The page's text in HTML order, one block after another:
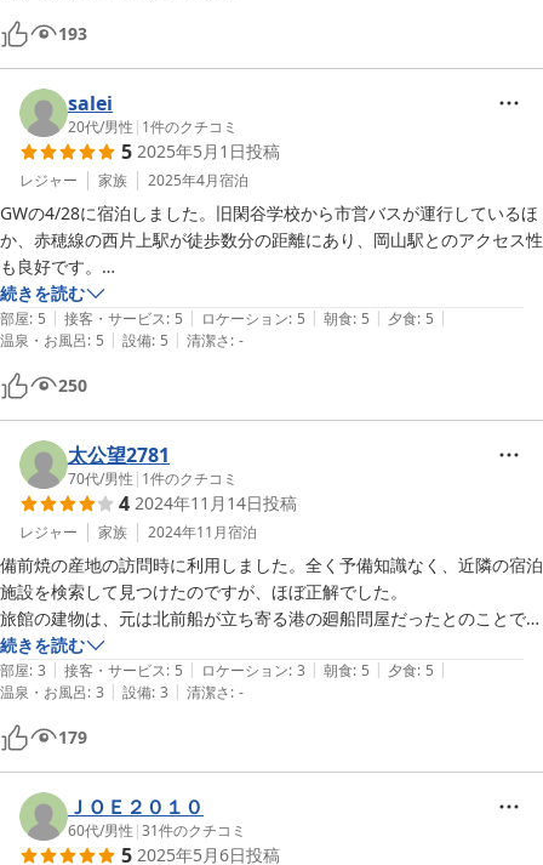
193
salei
20代/男性 | 1件のクチコミ
5 2025年5月1日投稿
レジャー 家族 2025年4月宿泊
GWの4/28に宿泊しました。旧閑谷学校から市営バスが運行しているほ
か、赤穂線の西片上駅が徒歩数分の距離にあり、岡山駅とのアクセス性
も良好です。
父から宴会の時に食べた料理が美味しかったと聞き宿泊を決めました
が、期待以上に美味しかったです。備前焼の器の彩りも相まって、食事
の時間が格別に感じられました。日本酒を頼んだのも正解でした。甘
め・すっきり・辛めの中からチョイスされた地域のお酒を、備前焼の徳
利で楽しむことができます。
施設については、古き良き木造建築と風情ある庭はそのままに、水回り
等は新しくされており、趣と快適性のバランスに配慮されているように
感じました。特に2階の宴会部屋の装飾や電話室は深い歴史が感じられ
て感動しました。ちなみに貸し切りのお風呂にはシャワーが2台あり、
脱衣所も広いため、家族2人一緒でも快適に利用できました。ドライヤ
ーも1機ありました。
部屋は「萩」に泊まりました。2人分の布団を敷いてもゆとりがある広
さでした。設備は覚えている限りで、エアコン、冷蔵庫、テレビ、コン
セント4口、物干しとハンガー、化粧台がありました。アメニティは、
ジッパーに入ったタオル、歯ブラシと歯磨き粉です。バスタオルと浴衣
も用意されていました。部屋に時計はなかったので、腕時計やスマホで
時間を確認しました。
また岡山に行った時には荒木旅館さんに泊まりたいです。
続きを読む
部屋: 5 | 接客・サービス: 5 | ロケーション: 5 | 朝食: 5 | 夕食: 5 |
温泉・お風呂: 5 | 設備: 5 | 清潔さ: -
250
太公望2781
70代/男性 | 1件のクチコミ
4 2024年11月14日投稿
レジャー 家族 2024年11月宿泊
備前焼の産地の訪問時に利用しました。全く予備知識なく、近隣の宿泊
施設を検索して見つけたのですが、ほぼ正解でした。
旅館の建物は、元は北前船が立ち寄る港の廻船問屋だったとのことで、
日本遺産に指定されている遺物が状態良く保存されており、一見の価値
があります。但し古い造りの建物のため、夏季・冬季はやや利用しずら
いかも知れません。
夕食で出された料理は、いずれも手数を掛けたのが伺えるものばかり
で、特に「さわらの炙り」と「子持ち鮎の塩焼」は絶品でした。女将・
大女将の接待も良く、季節の良い時期に再度利用する予定です。
続きを読む
部屋: 3 | 接客・サービス: 5 | ロケーション: 3 | 朝食: 5 | 夕食: 5 |
温泉・お風呂: 3 | 設備: 3 | 清潔さ: -
179
ＪＯＥ２０１０
60代/男性 |31件のクチコミ
5 2025年5月6日投稿